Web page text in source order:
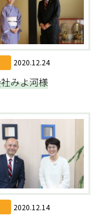
2020.12.24
みよ河様
2020.12.14